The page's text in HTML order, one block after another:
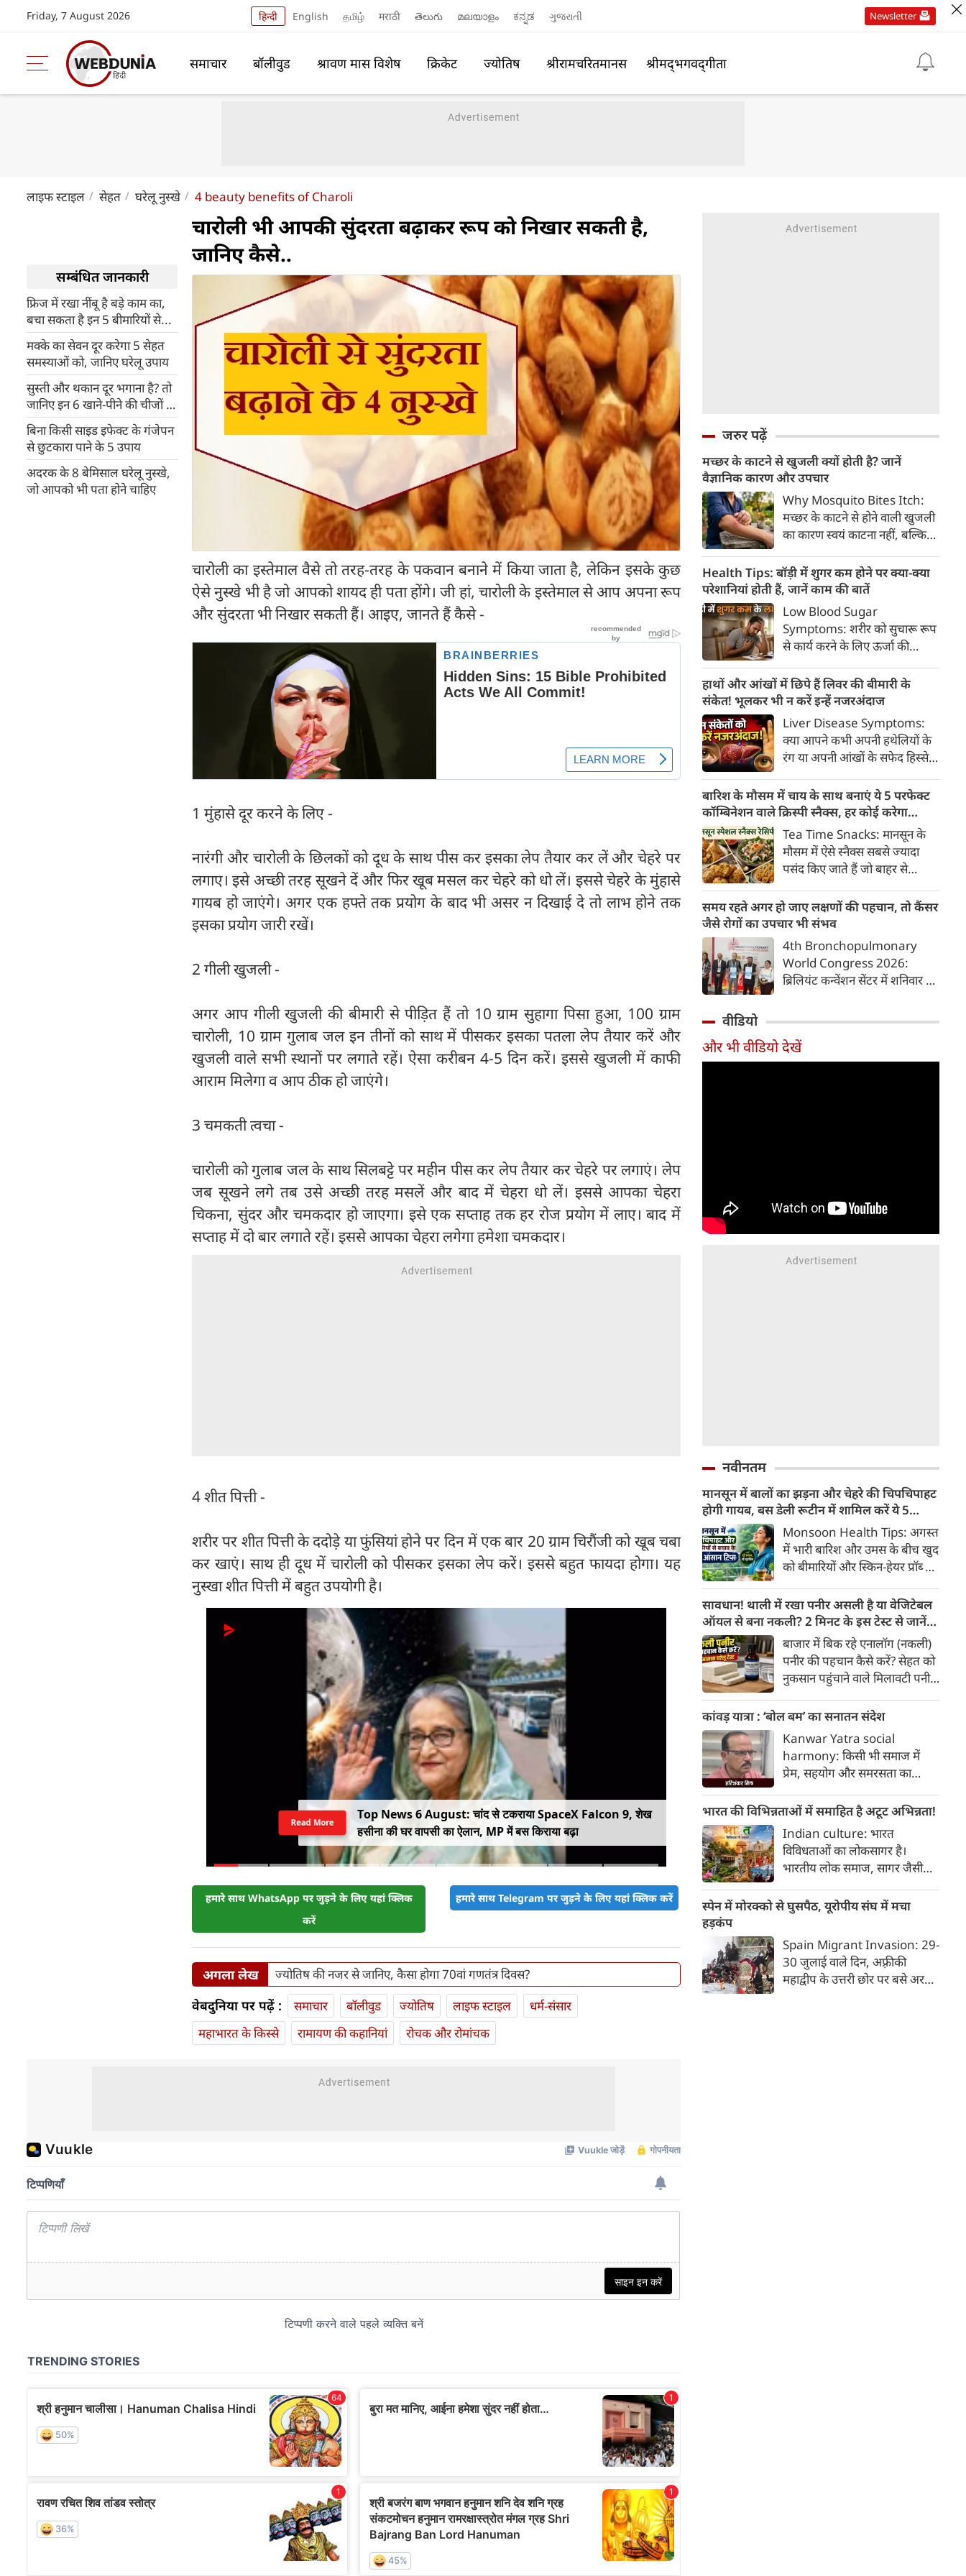
Friday, 7 August 2026 हिन्दी English தமிழ் मराठी తెలుగు മലയാളം ಕನ್ನಡ ગુજરાતી Newsletter
समाचार बॉलीवुड श्रावण मास विशेष क्रिकेट ज्योतिष श्रीरामचरितमानस श्रीमद्‍भगवद्‍गीता
लाइफ स्‍टाइल सेहत घरेलू नुस्खे 4 beauty benefits of Charoli
सम्बंधित जानकारी
फ्र‍िज में रखा नींबू है बड़े काम का,
बचा सकता है इन 5 बीमारियों से...
मक्के का सेवन दूर करेगा 5 सेहत
समस्याओं को, जानिए घरेलू उपाय
सुस्ती और थकान दूर भगाना है? तो
जानिए इन 6 खाने-पीने की चीजों के
बारे में
बिना किसी साइड इफेक्ट के गंजेपन
से छुटकारा पाने के 5 उपाय
अदरक के 8 बेमिसाल घरेलू नुस्खे,
जो आपको भी पता होने चाहिए
चारोली भी आपकी सुंदरता बढ़ाकर रूप को निखार सकती है,
जानिए कैसे..
चारोली का इस्तेमाल वैसे तो तरह-तरह के पकवान बनाने में किया जाता है, लेकिन इसके कुछ
ऐसे नुस्खे भी है जो आपको शायद ही पता होंगे। जी हां, चारोली के इस्तेमाल से आप अपना रूप
और सुंदरता भी निखार सकती हैं। आइए, जानते हैं कैसे -
1 मुंहासे दूर करने के लिए -
नारंगी और चारोली के छिलकों को दूध के साथ पीस कर इसका लेप तैयार कर लें और चेहरे पर
लगाए। इसे अच्छी तरह सूखने दें और फिर खूब मसल कर चेहरे को धो लें। इससे चेहरे के मुंहासे
गायब हो जाएंगे। अगर एक हफ्ते तक प्रयोग के बाद भी असर न दिखाई दे तो लाभ होने तक
इसका प्रयोग जारी रखें।
2 गीली खुजली -
अगर आप गीली खुजली की बीमारी से पीड़ित हैं तो 10 ग्राम सुहागा पिसा हुआ, 100 ग्राम
चारोली, 10 ग्राम गुलाब जल इन तीनों को साथ में पीसकर इसका पतला लेप तैयार करें और
खुजली वाले सभी स्थानों पर लगाते रहें। ऐसा करीबन 4-5 दिन करें। इससे खुजली में काफी
आराम मिलेगा व आप ठीक हो जाएंगे।
3 चमकती त्वचा -
चारोली को गुलाब जल के साथ सिलबट्टे पर महीन पीस कर लेप तैयार कर चेहरे पर लगाएं। लेप
जब सूखने लगे तब उसे अच्छी तरह मसलें और बाद में चेहरा धो लें। इससे आपका चेहरा
चिकना, सुंदर और चमकदार हो जाएगा। इसे एक सप्ताह तक हर रोज प्रयोग में लाए। बाद में
सप्ताह में दो बार लगाते रहें। इससे आपका चेहरा लगेगा हमेशा चमकदार।
4 शीत पित्ती -
शरीर पर शीत पित्ती के ददोड़े या फुंसियां होने पर दिन में एक बार 20 ग्राम चिरौंजी को खूब चबा
कर खाएं। साथ ही दूध में चारोली को पीसकर इसका लेप करें। इससे बहुत फायदा होगा। यह
नुस्खा शीत पित्ती में बहुत उपयोगी है।
Top News 6 August: चांद से टकराया SpaceX Falcon 9, शेख
हसीना की घर वापसी का ऐलान, MP में बस किराया बढ़ा
Read More
हमारे साथ WhatsApp पर जुड़ने के लिए यहां क्लिक
करें
हमारे साथ Telegram पर जुड़ने के लिए यहां क्लिक करें
अगला लेख ज्योतिष की नजर से जानिए, कैसा होगा 70वां गणतंत्र दिवस?
वेबदुनिया पर पढ़ें : समाचार बॉलीवुड ज्योतिष लाइफ स्‍टाइल
धर्म-संसार
महाभारत के किस्से
रामायण की कहानियां रोचक और रोमांचक
जरुर पढ़ें
मच्छर के काटने से खुजली क्यों होती है? जानें
वैज्ञानिक कारण और उपचार
Why Mosquito Bites Itch:
मच्छर के काटने से होने वाली खुजली
का कारण स्वयं काटना नहीं, बल्कि
प्रतिरक्षा प्रतिक्रिया है। हिस्टामिन के
निकलने से त्वचा पर लालिमा, सूजन
और खुजली होती है। यहां जानिए
मच्छर के काटने से खुजली क्यों होती
है, इसके पीछे का वैज्ञानिक कारण
क्या है, हिस्टामिन की क्या भूमिका
होती है और खुजली से राहत पाने के
प्रभावी घरेलू व चिकित्सीय उपाय।
Health Tips: बॉड़ी में शुगर कम होने पर क्या-क्या
परेशानियां होती हैं, जानें काम की बातें
Low Blood Sugar
Symptoms: शरीर को सुचारू रूप
से कार्य करने के लिए ऊर्जा की
का प्रमुख स्रोत ग्लूकोज यानी ब्लड
शुगर है। जब शरीर में ब्लड शुगर का
स्तर सामान्य से कम हो जाता है, तो
इस स्थिति को हाइपोग्लाइसीमिया
(Hypoglycemia) कहा जाता है।
ब्लड शुगर कम होने पर शरीर तुरंत
संकेत देना शुरू कर देता है।
हाथों और आंखों में छिपे हैं लिवर की बीमारी के
संकेत! भूलकर भी न करें इन्हें नजरअंदाज
Liver Disease Symptoms:
क्या आपने कभी अपनी हथेलियों के
रंग या अपनी आंखों के सफेद हिस्से
अक्सर हम हलकी लालिमा या आंखों
के पीलेपन को थकान समझकर टाल
देते हैं। लेकिन शरीर के ये छोटे-छोटे
बदलाव असल में एक बहुत बड़ी
चेतावनी हो सकते हैं।
बारिश के मौसम में चाय के साथ बनाएं ये 5 परफेक्ट
कॉम्बिनेशन वाले क्रिस्पी स्नैक्स, हर कोई करेगा
तारीफ
Tea Time Snacks: मानसून के
मौसम में ऐसे स्नैक्स सबसे ज्यादा
पसंद किए जाते हैं जो बाहर से
लाजवाब हों। यहां आपके लिये प्रस्तुत
हैं पकौड़ों से लेकर कॉर्न फ्रिटर्स तक
के कई मसालेदार स्नैक्स की ऐसी
रेसिपीज, जिन्हें आप घर पर कम
समय में आसानी से तैयार कर सकते
हैं।
समय रहते अगर हो जाए लक्षणों की पहचान, तो कैंसर
जैसे रोगों का उपचार भी संभव
4th Bronchopulmonary
World Congress 2026:
ब्रिलियंट कन्वेंशन सेंटर में शनिवार से
विदेश से आए पल्मोनोलॉजिस्ट,
क्रिटिकल केयर विशेषज्ञ, थोरासिक
(रजिस्ट्रेशन) कराया है।
वीडियो
और भी वीडियो देखें
नवीनतम
मानसून में बालों का झड़ना और चेहरे की चिपचिपाहट
होगी गायब, बस डेली रूटीन में शामिल करें ये 5
लाइफस्टाइल टिप्सMonsoon Health Tips: अगस्त
में भारी बारिश और उमस के बीच खुद
को बीमारियों और स्किन-हेयर प्रॉब्लम
बताएं 5 बेस्ट मानसून लाइफस्टाइल
हैक्स।
सावधान! थाली में रखा पनीर असली है या वेजिटेबल
ऑयल से बना नकली? 2 मिनट के इस टेस्ट से जानें
सच्चाई
बाजार में बिक रहे एनालॉग (नकली)
पनीर की पहचान कैसे करें? सेहत को
नुकसान पहुंचाने वाले मिलावटी पनीर
यहां जानें।
कांवड़ यात्रा : ‘बोल बम’ का सनातन संदेश
Kanwar Yatra social
harmony: किसी भी समाज में
प्रेम, सहयोग और समरसता का
जब व्यक्ति अपने अहंकार का त्याग
कर भक्ति का पथ अपनाता है। कांवड़
यात्रा इसी सत्य का सजीव प्रतीक है।
मनुष्य को मनुष्य से जोड़ने वाली
सांस्कृतिक चेतना की यह एक विराट
यात्रा है जिसमें जाति, वर्ग, भाषा,
क्षेत्र, आर्थिक स्थिति और सामाजिक
भारत की विभिन्नताओं में समाहित है अटूट अभिन्नता!
Indian culture: भारत
विविधताओं का लोकसागर है।
भारतीय लोक समाज, सागर जैसी
में समायी अंतहीन विविधताओं का
जीता-जागता संग्रहालय हैं। हमारा
देश भारत, लोकजीवन की अंतहीन
विविधताओं का गहरा जमावड़ा है।
स्पेन में मोरक्को से घुसपैठ, यूरोपीय संघ में मचा
हड़कंप
Spain Migrant Invasion: 29-
30 जुलाई वाले दिन, अफ़्रीकी
महाद्वीप के उत्तरी छोर पर बसे अरबी